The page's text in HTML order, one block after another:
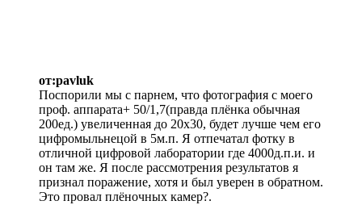
от:pavluk
Поспорили мы с парнем, что фотография с моего
проф. аппарата+ 50/1,7(правда плёнка обычная
200ед.) увеличенная до 20х30, будет лучше чем его
цифромыльнецой в 5м.п. Я отпечатал фотку в
отличной цифровой лаборатории где 4000д.п.и. и
он там же. Я после рассмотрения результатов я
признал поражение, хотя и был уверен в обратном.
Это провал плёночных камер?.